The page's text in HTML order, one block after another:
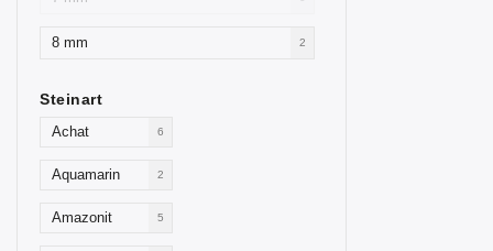
8 mm 2
Steinart
Achat 6
Aquamarin 2
Amazonit 5